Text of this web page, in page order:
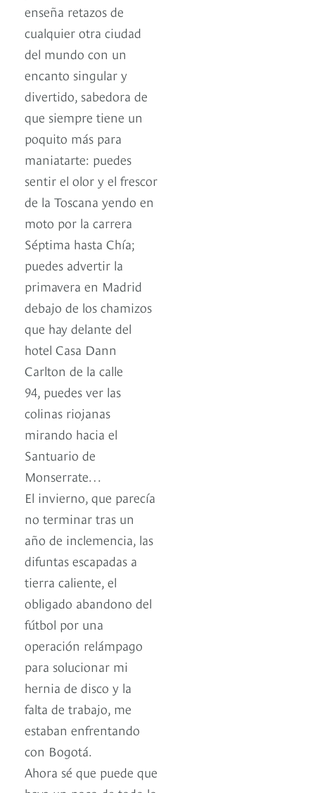
enseña retazos de
cualquier otra ciudad
del mundo con un
encanto singular y
divertido, sabedora de
que siempre tiene un
poquito más para
maniatarte: puedes
sentir el olor y el frescor
de la Toscana yendo en
moto por la carrera
Séptima hasta Chía;
puedes advertir la
primavera en Madrid
debajo de los chamizos
que hay delante del
hotel Casa Dann
Carlton de la calle
94, puedes ver las
colinas riojanas
mirando hacia el
Santuario de
Monserrate…
El invierno, que parecía
no terminar tras un
año de inclemencia, las
difuntas escapadas a
tierra caliente, el
obligado abandono del
fútbol por una
operación relámpago
para solucionar mi
hernia de disco y la
falta de trabajo, me
estaban enfrentando
con Bogotá.
Ahora sé que puede que